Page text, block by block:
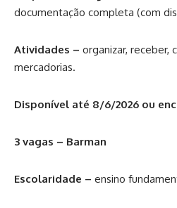
documentação completa (com
Atividades – organizar, receber,
mercadorias.
Disponível até 8/6/2026 ou
3 vagas – Barman
Escolaridade – ensino